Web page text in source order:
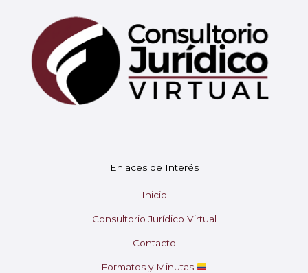
Enlaces de Interés
Inicio
Consultorio Jurídico Virtual
Contacto
Formatos y Minutas
Soy Mary tu asistente virtual.